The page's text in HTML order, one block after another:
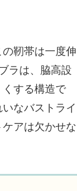
靭帯は一度伸
ラは、脇高設
する構造で
なバストライ
アは欠かせな